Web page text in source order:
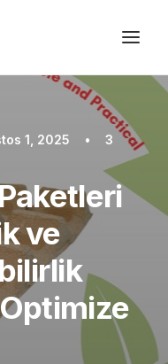
1, 2025 •
3
ve